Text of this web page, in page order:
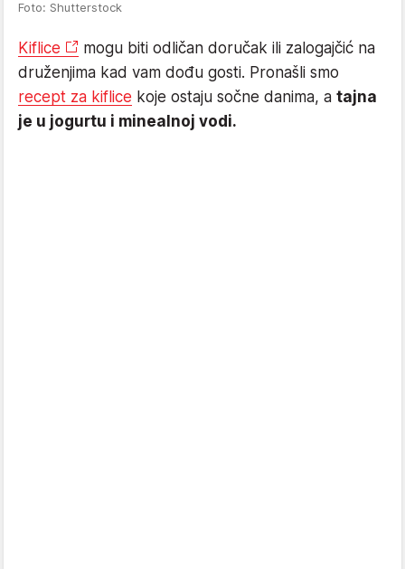
Foto: Shutterstock
Kiflice
mogu biti odličan doručak ili zalogajčić na
druženjima kad vam dođu gosti. Pronašli smo
recept za kiflice koje ostaju sočne danima, a tajna
je u jogurtu i minealnoj vodi.